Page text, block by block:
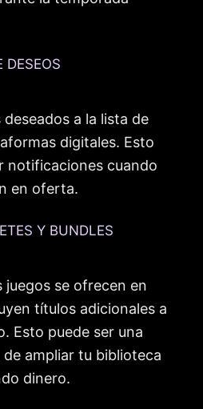
DESEOS
a la lista de
digitales. Esto
notificaciones cuando
en oferta.
Y BUNDLES
juegos se ofrecen en
títulos adicionales a
Esto puede ser una
ampliar tu biblioteca
dinero.